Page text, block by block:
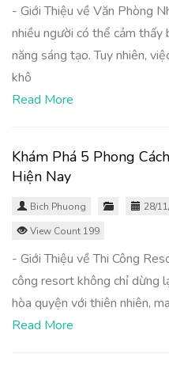
- Giới Thiệu về Văn Phòng
nhiều người có thể cảm thấy
năng sáng tạo. Tuy nhiên,
khô
Read More
Khám Phá 5 Phong
Hiện Nay
Bich Phuong
28/
View Count 199
- Giới Thiệu về Thi Công
công resort không chỉ dừng
hòa quyện với thiên nhiên,
Read More